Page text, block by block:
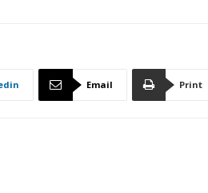
Email Print